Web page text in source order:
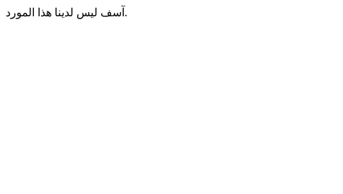
آسف ليس لدينا هذا المورد.